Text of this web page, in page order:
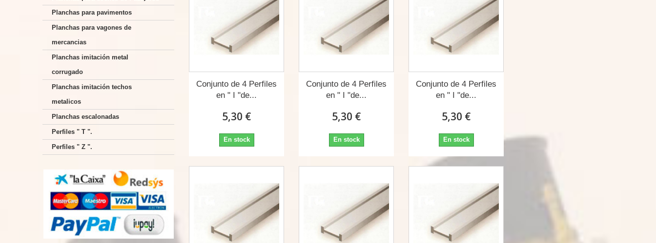
Planchas para pavimentos
Planchas para vagones de
mercancias
Planchas imitación metal
corrugado
Planchas imitación techos
metalicos
Planchas escalonadas
Perfiles " T ".
Perfiles " Z ".
Conjunto de 4 Perfiles
en " I "de...
5,30 €
En stock
Conjunto de 4 Perfiles
en " I "de...
5,30 €
En stock
Conjunto de 4 Perfiles
en " I "de...
5,30 €
En stock